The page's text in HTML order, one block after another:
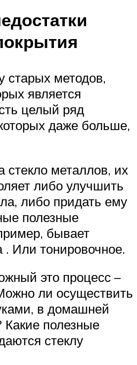
старых методов,
является
целый ряд
даже больше,
стекло металлов, их
либо улучшить
либо придать ему
полезные
бывает
Или тонировочное.
это процесс –
ли осуществить
в домашней
Какие полезные
стеклу